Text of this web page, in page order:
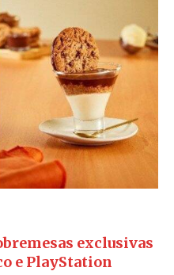
exclusivas
e PlayStation